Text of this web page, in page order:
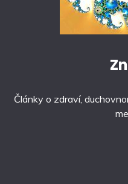
Články o zdraví,